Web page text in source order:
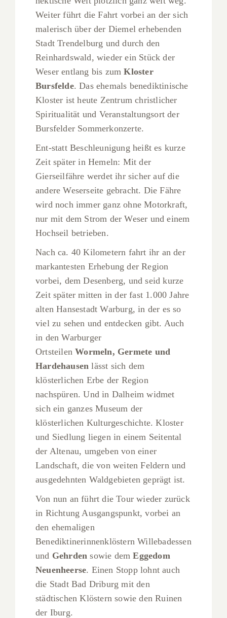
Weiter führt die Fahrt vorbei an der sich
malerisch über der Diemel erhebenden
Stadt Trendelburg und durch den
Reinhardswald, wieder ein Stück der
Weser entlang bis zumKloster
Bursfelde. Das ehemals benediktinische
Kloster ist heute Zentrum christlicher
Spiritualität und Veranstaltungsort der
Bursfelder Sommerkonzerte.
Ent-statt Beschleunigung heißt es kurze
Zeit später in Hemeln: Mit der
Gierseilfähre werdet ihr sicher auf die
andere Weserseite gebracht. Die Fähre
wird noch immer ganz ohne Motorkraft,
nur mit dem Strom der Weser und einem
Hochseil betrieben.
Nach ca. 40 Kilometern fahrt ihr an der
markantesten Erhebung der Region
vorbei, dem Desenberg, und seid kurze
Zeit später mitten in der fast 1.000 Jahre
alten Hansestadt Warburg, in der es so
viel zu sehen und entdecken gibt. Auch
in den Warburger
OrtsteilenWormeln, Germete und
Hardehausen lässt sich dem
klösterlichen Erbe der Region
nachspüren. Und in Dalheim widmet
sich ein ganzes Museum der
klösterlichen Kulturgeschichte. Kloster
und Siedlung liegen in einem Seitental
der Altenau, umgeben von einer
Landschaft, die von weiten Feldern und
ausgedehnten Waldgebieten geprägt ist.
Von nun an führt die Tour wieder zurück
in Richtung Ausgangspunkt, vorbei an
den ehemaligen
Benediktinerinnenklöstern Willebadessen
und Gehrden sowie demEggedom
Neuenheerse. Einen Stopp lohnt auch
die Stadt Bad Driburg mit den
städtischen Klöstern sowie den Ruinen
der Iburg.